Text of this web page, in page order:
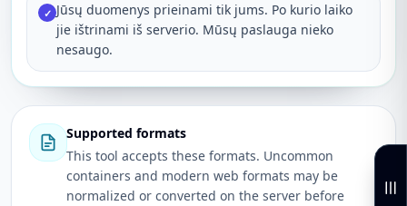
✓ Jūsų duomenys prieinami tik jums. Po kurio laiko
jie ištrinami iš serverio. Mūsų paslauga nieko
nesaugo.
Supported formats
This tool accepts these formats. Uncommon
containers and modern web formats may be
normalized or converted on the server before